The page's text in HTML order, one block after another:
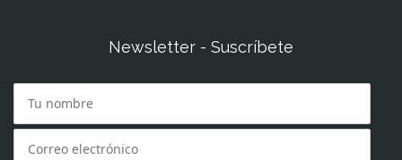
Newsletter - Suscríbete